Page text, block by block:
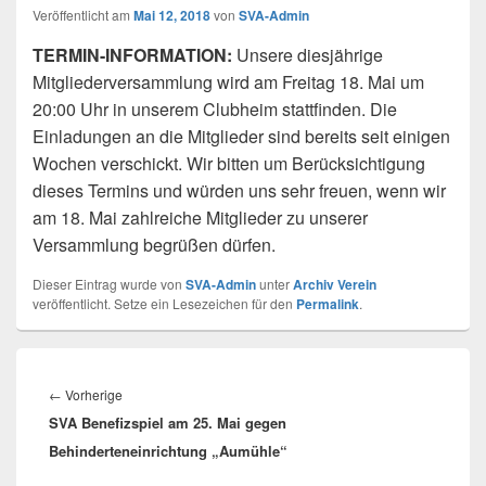
Veröffentlicht am Mai 12, 2018von SVA-Admin
TERMIN-INFORMATION: Unsere diesjährige
Mitgliederversammlung wird am Freitag 18. Mai um
20:00 Uhr in unserem Clubheim stattfinden. Die
Einladungen an die Mitglieder sind bereits seit einigen
Wochen verschickt. Wir bitten um Berücksichtigung
dieses Termins und würden uns sehr freuen, wenn wir
am 18. Mai zahlreiche Mitglieder zu unserer
Versammlung begrüßen dürfen.
Dieser Eintrag wurde von SVA-AdminunterArchiv Verein
veröffentlicht. Setze ein Lesezeichen für den Permalink.
← Vorherige
Beitrag:
SVA Benefizspiel am 25. Mai gegen
Behinderteneinrichtung „Aumühle“